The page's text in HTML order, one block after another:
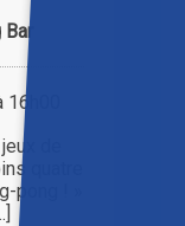
de
quatre
pong ! »